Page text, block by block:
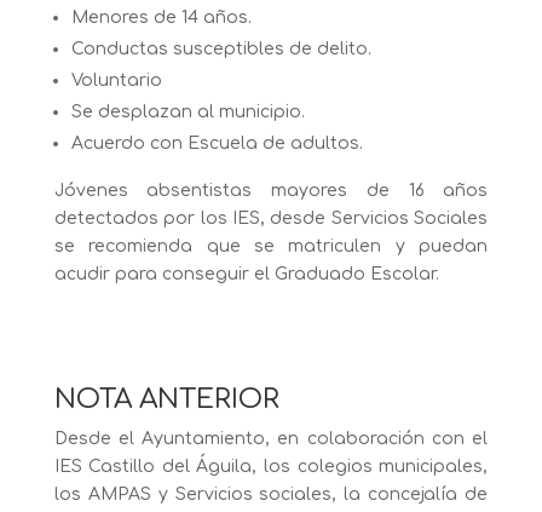
Menores de 14 años.
Conductas susceptibles de delito.
Voluntario
Se desplazan al municipio.
Acuerdo con Escuela de adultos.
Jóvenes absentistas mayores de 16 años
detectados por los IES, desde Servicios Sociales
se recomienda que se matriculen y puedan
acudir para conseguir el Graduado Escolar.
NOTA ANTERIOR
Desde el Ayuntamiento, en colaboración con el
IES Castillo del Águila, los colegios municipales,
los AMPAS y Servicios sociales, la concejalía de